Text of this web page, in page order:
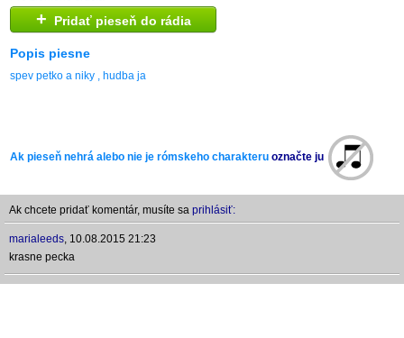
+ Pridať pieseň do rádia
Popis piesne
spev petko a niky , hudba ja
Ak pieseň nehrá alebo nie je rómskeho charakteru označte ju
Ak chcete pridať komentár, musíte sa prihlásiť:
marialeeds, 10.08.2015 21:23
krasne pecka